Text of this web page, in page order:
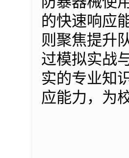
的快速响应
则聚焦提升
过模拟实战
实的专业知
应能力，为